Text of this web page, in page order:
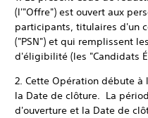
(l'"Offre") est ouvert aux
participants, titulaires d'un
("PSN") et qui remplissent
d'éligibilité (les "Candidats
2. Cette Opération débute
la Date de clôture. La
d'ouverture et la Date de